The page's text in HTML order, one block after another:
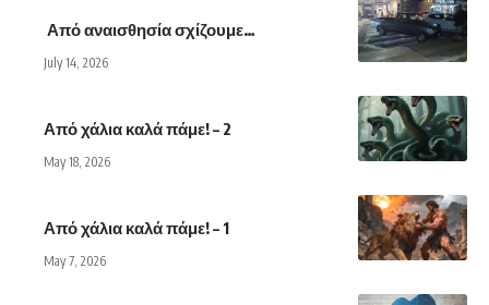
Από αναισθησία σχίζουμε…
July 14, 2026
Από χάλια καλά πάμε! – 2
May 18, 2026
Από χάλια καλά πάμε! – 1
May 7, 2026